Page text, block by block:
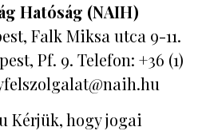
Hatóság (NAIH)
Falk Miksa utca 9-11.
Pf. 9. Telefon: +36 (1)
Kérjük, hogy jogai